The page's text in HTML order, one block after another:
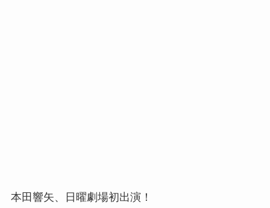
本田響矢、日曜劇場初出演！